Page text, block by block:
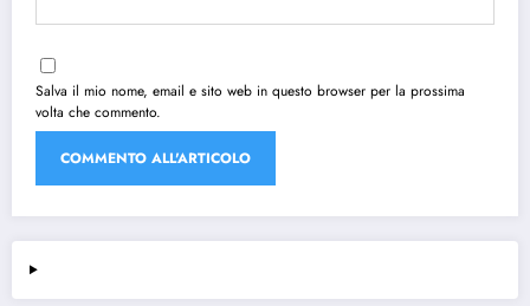
Salva il mio nome, email e sito web in questo browser per la prossima
volta che commento.